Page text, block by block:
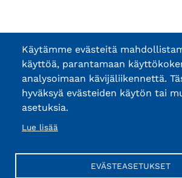
Käytämme evästeitä
käyttöä, parantamaan
analysoimaan kävijäliikennettä.
hyväksyä evästeiden käytön tai
asetuksia.
Lue lisää
EVÄSTEASETUKSET